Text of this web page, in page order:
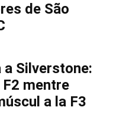
de São
a Silverstone:
mentre
a la F3